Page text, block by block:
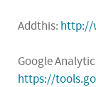
Addthis: http://
Google
https://